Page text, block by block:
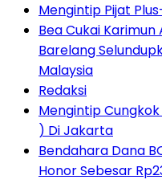
Mengintip Pijat
Bea Cukai
Barelang
Malaysia
Redaksi
Mengintip
) Di Jakarta
Bendahara Dana
Honor Sebesar